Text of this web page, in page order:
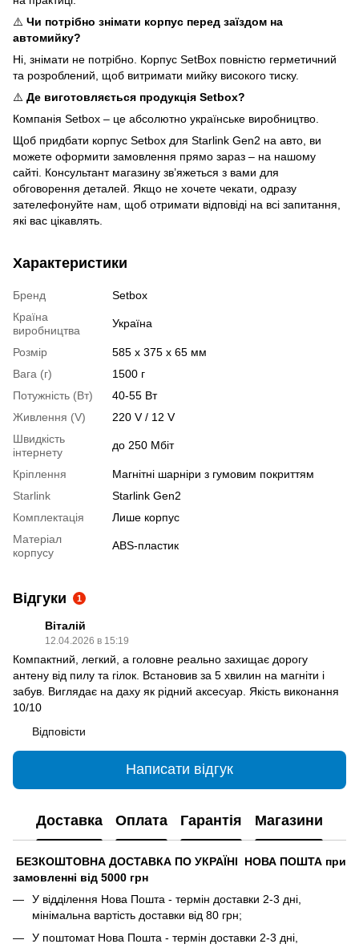
⚠️ Чи потрібно знімати корпус перед заїздом на
автомийку?
Ні, знімати не потрібно. Корпус SetBox повністю герметичний
та розроблений, щоб витримати мийку високого тиску.
⚠️ Де виготовляється продукція Setbox?
Компанія Setbox – це абсолютно українське виробництво.
Щоб придбати корпус Setbox для Starlink Gen2 на авто, ви
можете оформити замовлення прямо зараз – на нашому
сайті. Консультант магазину зв’яжеться з вами для
обговорення деталей. Якщо не хочете чекати, одразу
зателефонуйте нам, щоб отримати відповіді на всі запитання,
які вас цікавлять.
Характеристики
Бренд
Setbox
Країна
виробництва
Україна
Розмір
585 х 375 х 65 мм
Вага (г)
1500 г
Потужність (Вт)
40-55 Вт
Живлення (V)
220 V / 12 V
Швидкість
інтернету
до 250 Мбіт
Кріплення
Магнітні шарніри з гумовим покриттям
Starlink
Starlink Gen2
Комплектація
Лише корпус
Матеріал
корпусу
ABS-пластик
Відгуки 1
Віталій
12.04.2026 в 15:19
Компактний, легкий, а головне реально захищає дорогу
антену від пилу та гілок. Встановив за 5 хвилин на магніти і
забув. Виглядає на даху як рідний аксесуар. Якість виконання
10/10
Відповісти
Написати відгук
Доставка Оплата Гарантія Магазини
БЕЗКОШТОВНА ДОСТАВКА ПО УКРАЇНІ НОВА ПОШТА при
замовленні від 5000 грн
У відділення Нова Пошта - термін доставки 2-3 дні,
мінімальна вартість доставки від 80 грн;
У поштомат Нова Пошта - термін доставки 2-3 дні,